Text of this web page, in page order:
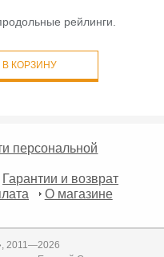
рейлинги.
В КОРЗИНУ
персональной
Гарантии и возврат
О магазине
2011—2026